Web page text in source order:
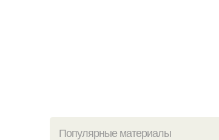
Популярные материалы